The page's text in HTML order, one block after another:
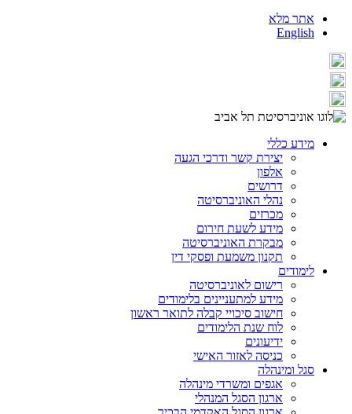
אתר מלא
English
מידע כללי
יצירת קשר ודרכי הגעה
אלפון
דרושים
נהלי האוניברסיטה
מכרזים
מידע לשעת חירום
מבקרת האוניברסיטה
תקנון משמעת ופסקי דין
לימודים
רישום לאוניברסיטה
מידע למתעניינים בלימודים
חישוב סיכויי קבלה לתואר ראשון
לוח שנת הלימודים
ידיעונים
כניסה לאזור האישי
סגל ומינהלה
אגפים ומשרדי מינהלה
ארגון הסגל המנהלי